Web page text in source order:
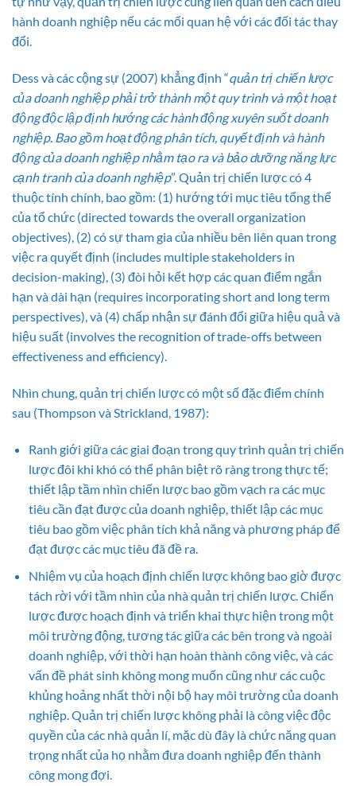
hành doanh nghiệp nếu các mối quan hệ với các đối tác thay
đổi.
Dess và các cộng sự (2007) khẳng định “quản trị chiến lược
của doanh nghiệp phải trở thành một quy trình và một hoạt
động độc lập định hướng các hành động xuyên suốt doanh
nghiệp. Bao gồm hoạt động phân tích, quyết định và hành
động của doanh nghiệp nhằm tạo ra và bảo dưỡng năng lực
cạnh tranh của doanh nghiệp”. Quản trị chiến lược có 4
thuộc tính chính, bao gồm: (1) hướng tới mục tiêu tổng thể
của tổ chức (directed towards the overall organization
objectives), (2) có sự tham gia của nhiều bên liên quan trong
việc ra quyết định (includes multiple stakeholders in
decision-making), (3) đòi hỏi kết hợp các quan điểm ngắn
hạn và dài hạn (requires incorporating short and long term
perspectives), và (4) chấp nhận sự đánh đổi giữa hiệu quả và
hiệu suất (involves the recognition of trade-offs between
effectiveness and efficiency).
Nhìn chung, quản trị chiến lược có một số đặc điểm chính
sau (Thompson và Strickland, 1987):
Ranh giới giữa các giai đoạn trong quy trình quản trị chiến
lược đôi khi khó có thể phân biệt rõ ràng trong thực tế;
thiết lập tầm nhìn chiến lược bao gồm vạch ra các mục
tiêu cần đạt được của doanh nghiệp, thiết lập các mục
tiêu bao gồm việc phân tích khả năng và phương pháp để
đạt được các mục tiêu đã đề ra.
Nhiệm vụ của hoạch định chiến lược không bao giờ được
tách rời với tầm nhìn của nhà quản trị chiến lược. Chiến
lược được hoạch định và triển khai thực hiện trong một
môi trường động, tương tác giữa các bên trong và ngoài
doanh nghiệp, với thời hạn hoàn thành công việc, và các
vấn đề phát sinh không mong muốn cũng như các cuộc
khủng hoảng nhất thời nội bộ hay môi trường của doanh
nghiệp. Quản trị chiến lược không phải là công việc độc
quyền của các nhà quản lí, mặc dù đây là chức năng quan
trọng nhất của họ nhằm đưa doanh nghiệp đến thành
công mong đợi.